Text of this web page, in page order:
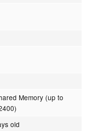
Memory (up to
old